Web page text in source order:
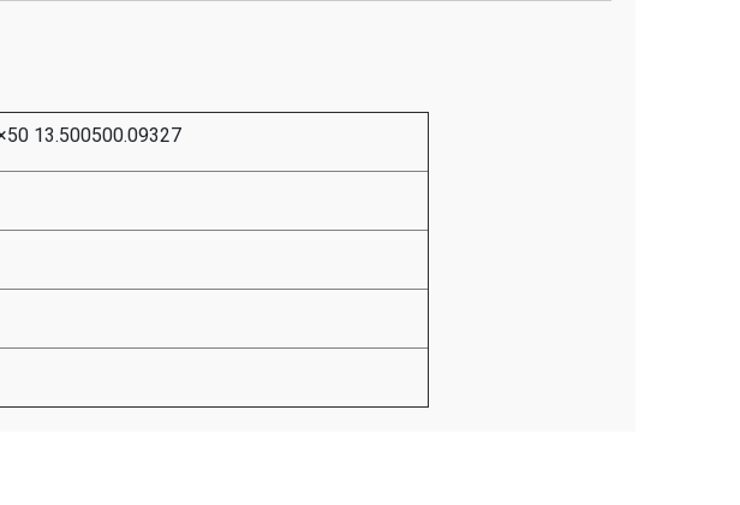
13.500500.09327